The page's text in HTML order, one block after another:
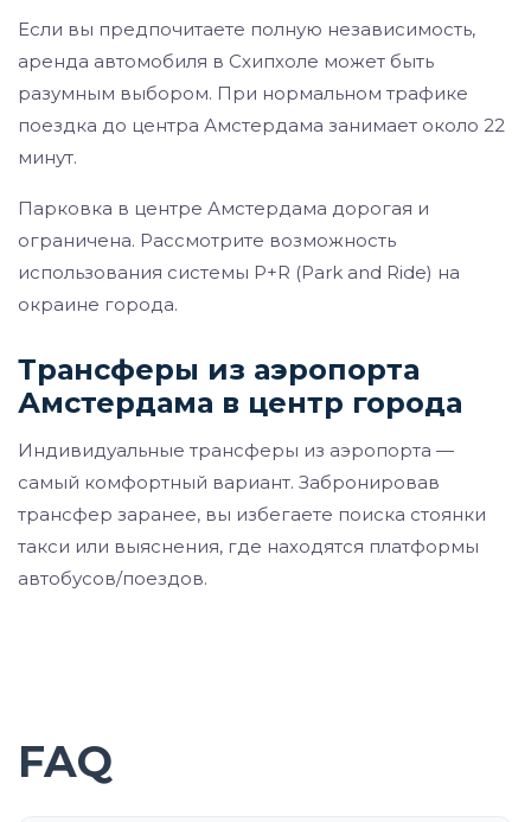
Если вы предпочитаете полную независимость,
аренда автомобиля в Схипхоле может быть
разумным выбором. При нормальном трафике
поездка до центра Амстердама занимает около 22
минут.
Парковка в центре Амстердама дорогая и
ограничена. Рассмотрите возможность
использования системы P+R (Park and Ride) на
окраине города.
Трансферы из аэропорта
Амстердама в центр города
Индивидуальные трансферы из аэропорта —
самый комфортный вариант. Забронировав
трансфер заранее, вы избегаете поиска стоянки
такси или выяснения, где находятся платформы
автобусов/поездов.
FAQ